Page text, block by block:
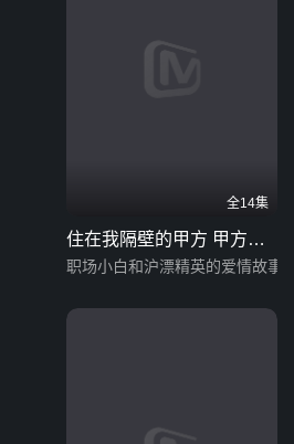
全14集
住在我隔壁的甲方 甲方恋
爱手册
职场小白和沪漂精英的爱情故事